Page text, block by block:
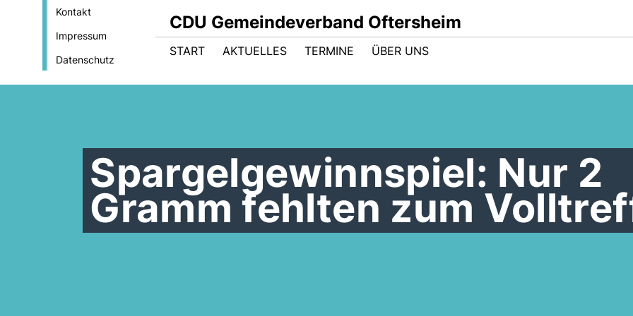
Kontakt
Impressum
Datenschutz
CDU Gemeindeverband Oftersheim
START AKTUELLES TERMINE ÜBER UNS
Spargelgewinnspiel: Nur 2
Gramm fehlten zum